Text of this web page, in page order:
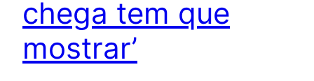
chega tem que
mostrar’